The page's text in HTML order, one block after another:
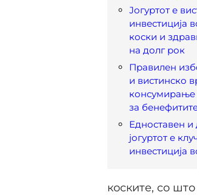
Јогуртот е
инвестиција
коски и
на долг рок
Правилен
и вистинско
консумирање
за
Едноставен
јогуртот е
инвестиција
коските, со